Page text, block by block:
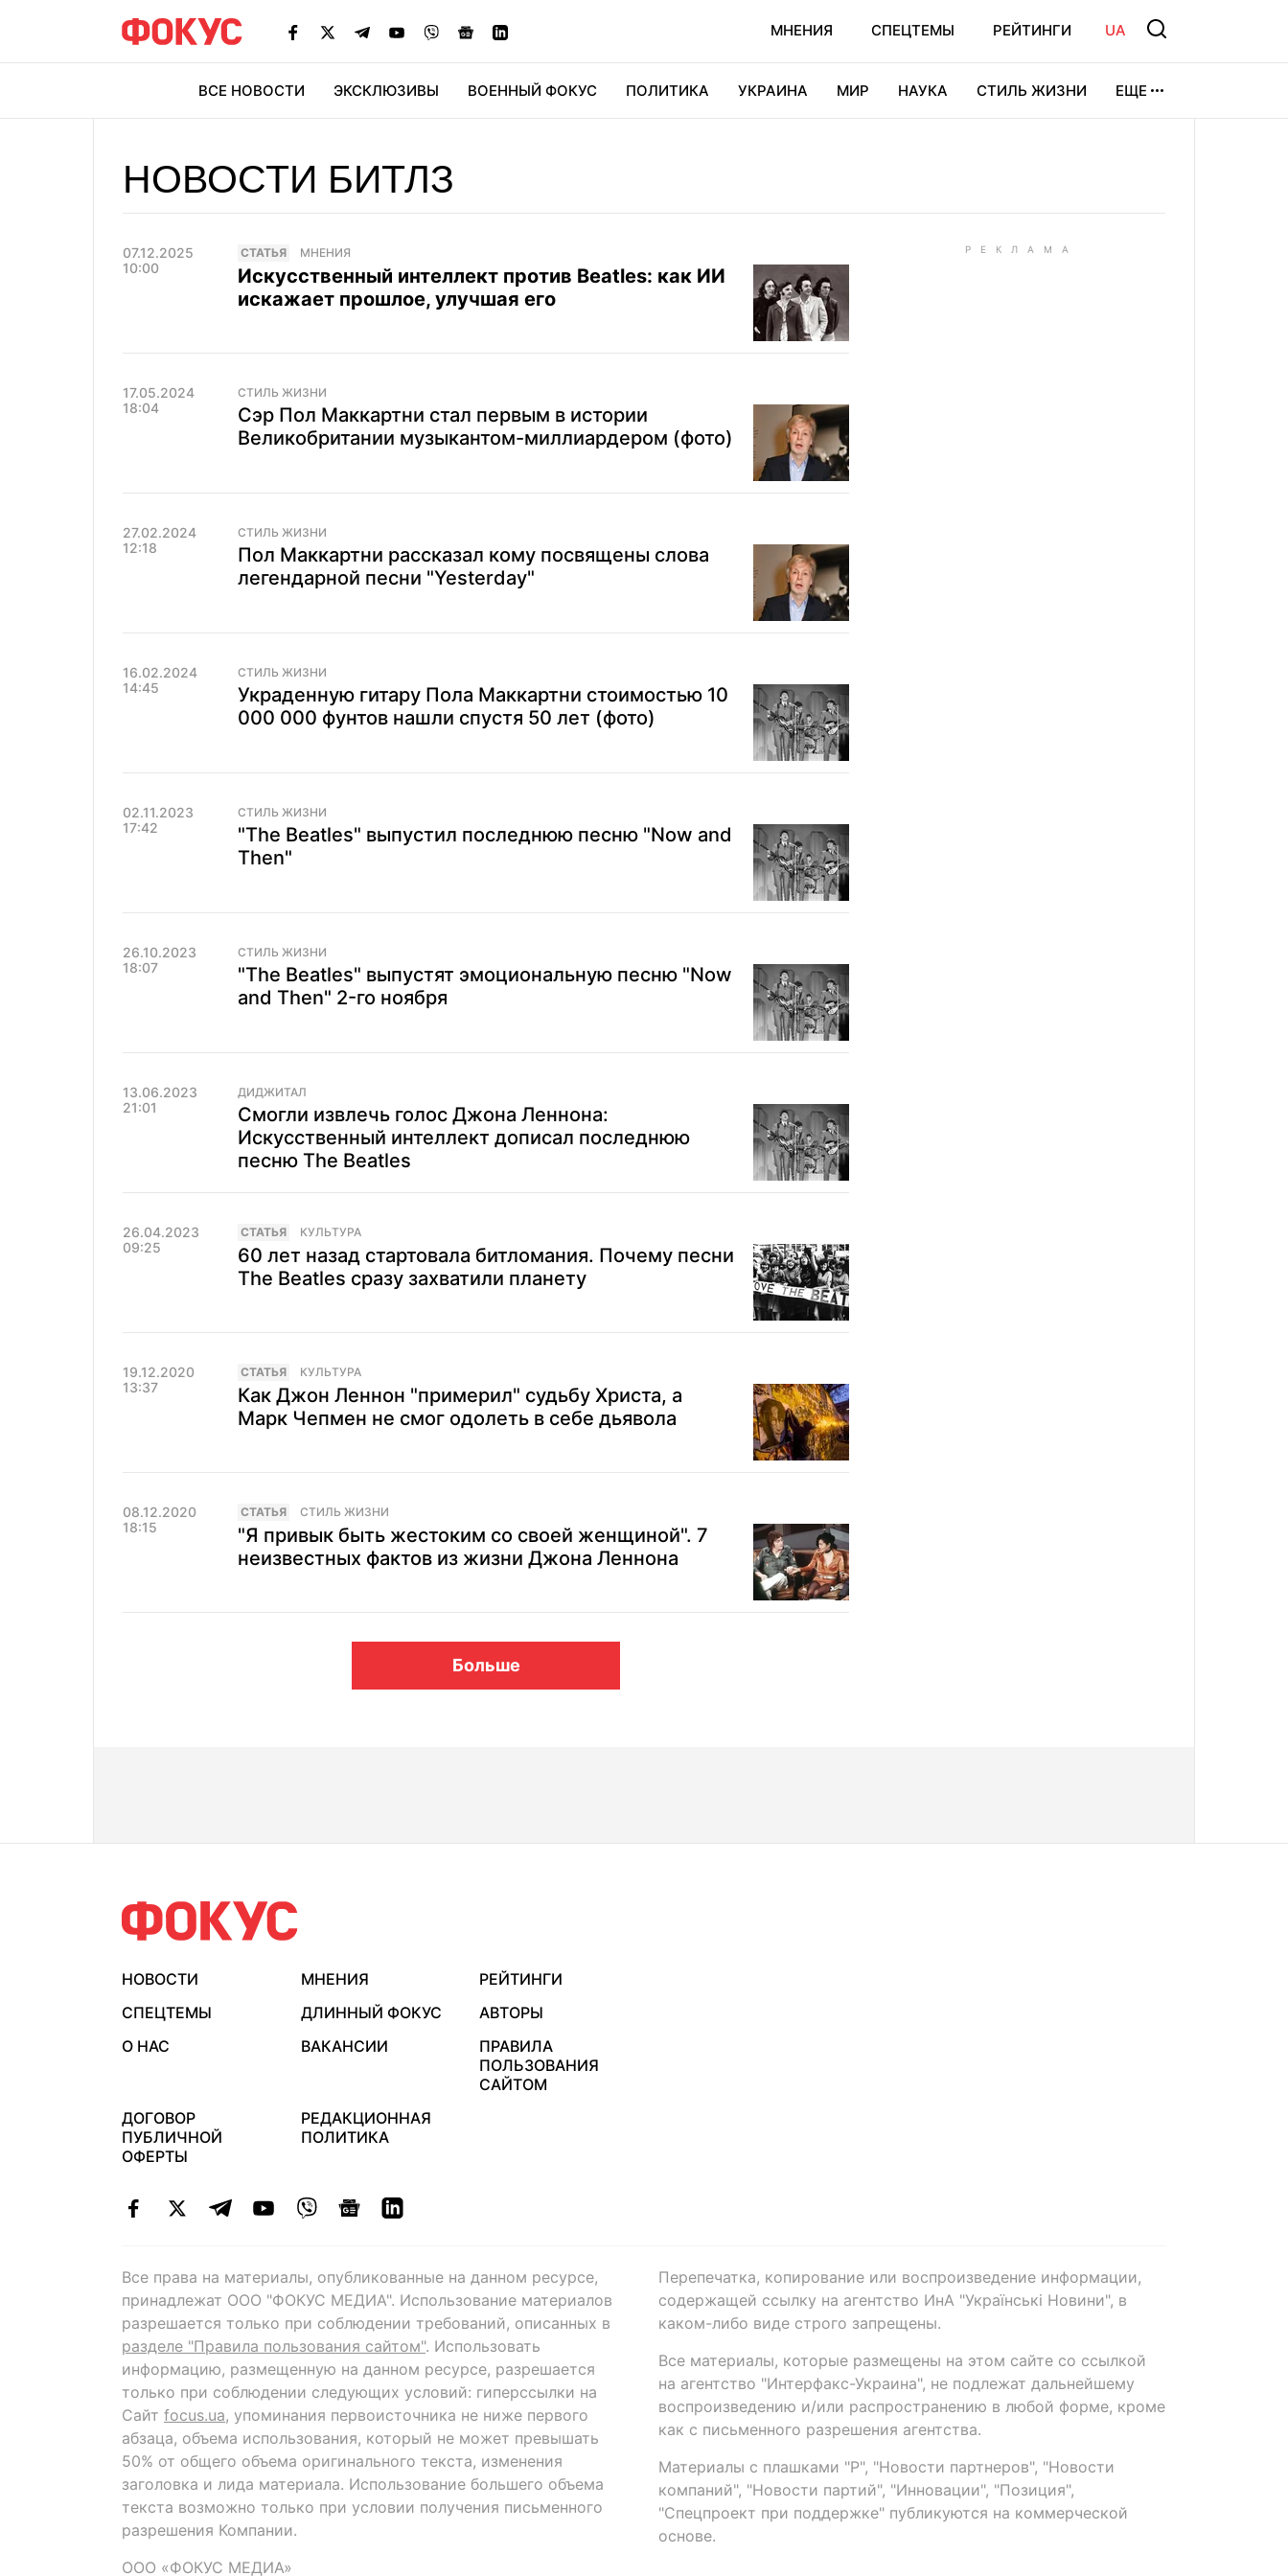
МНЕНИЯ СПЕЦТЕМЫ РЕЙТИНГИ UA
ВСЕ НОВОСТИ ЭКСКЛЮЗИВЫ ВОЕННЫЙ ФОКУС ПОЛИТИКА УКРАИНА МИР НАУКА СТИЛЬ ЖИЗНИ ЕЩЕ
НОВОСТИ БИТЛЗ
07.12.2025
10:00
CТАТЬЯ МНЕНИЯ
Искусственный интеллект против Beatles: как ИИ
искажает прошлое, улучшая его
17.05.2024
18:04
СТИЛЬ ЖИЗНИ
Сэр Пол Маккартни стал первым в истории
Великобритании музыкантом-миллиардером (фото)
27.02.2024
12:18
СТИЛЬ ЖИЗНИ
Пол Маккартни рассказал кому посвящены слова
легендарной песни "Yesterday"
16.02.2024
14:45
СТИЛЬ ЖИЗНИ
Украденную гитару Пола Маккартни стоимостью 10
000 000 фунтов нашли спустя 50 лет (фото)
02.11.2023
17:42
СТИЛЬ ЖИЗНИ
"The Beatles" выпустил последнюю песню "Now and
Then"
26.10.2023
18:07
СТИЛЬ ЖИЗНИ
"The Beatles" выпустят эмоциональную песню "Now
and Then" 2-го ноября
13.06.2023
21:01
ДИДЖИТАЛ
Смогли извлечь голос Джона Леннона:
Искусственный интеллект дописал последнюю
песню The Beatles
26.04.2023
09:25
CТАТЬЯ КУЛЬТУРА
60 лет назад стартовала битломания. Почему песни
The Beatles сразу захватили планету
19.12.2020
13:37
CТАТЬЯ КУЛЬТУРА
Как Джон Леннон "примерил" судьбу Христа, а
Марк Чепмен не смог одолеть в себе дьявола
08.12.2020
18:15
CТАТЬЯ СТИЛЬ ЖИЗНИ
"Я привык быть жестоким со своей женщиной". 7
неизвестных фактов из жизни Джона Леннона
Больше
НОВОСТИ МНЕНИЯ
РЕЙТИНГИ
СПЕЦТЕМЫ
ДЛИННЫЙ ФОКУС
АВТОРЫ
О НАС
ВАКАНСИИ
ПРАВИЛА
ПОЛЬЗОВАНИЯ
САЙТОМ
ДОГОВОР
ПУБЛИЧНОЙ
ОФЕРТЫ
РЕДАКЦИОННАЯ
ПОЛИТИКА
Все права на материалы, опубликованные на данном ресурсе,
принадлежат ООО "ФОКУС МЕДИА". Использование материалов
разрешается только при соблюдении требований, описанных в
разделе "Правила пользования сайтом". Использовать
информацию, размещенную на данном ресурсе, разрешается
только при соблюдении следующих условий: гиперссылки на
Сайт focus.ua, упоминания первоисточника не ниже первого
абзаца, объема использования, который не может превышать
50% от общего объема оригинального текста, изменения
заголовка и лида материала. Использование большего объема
текста возможно только при условии получения письменного
разрешения Компании.
ООО «ФОКУС МЕДИА»
Перепечатка, копирование или воспроизведение информации,
содержащей ссылку на агентство ИнА "Українські Новини", в
каком-либо виде строго запрещены.
Все материалы, которые размещены на этом сайте со ссылкой
на агентство "Интерфакс-Украина", не подлежат дальнейшему
воспроизведению и/или распространению в любой форме, кроме
как с письменного разрешения агентства.
Материалы с плашками "Р", "Новости партнеров", "Новости
компаний", "Новости партий", "Инновации", "Позиция",
"Спецпроект при поддержке" публикуются на коммерческой
основе.